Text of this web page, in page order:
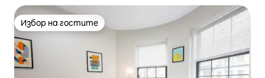
Избор на гостите
Избор на гостите